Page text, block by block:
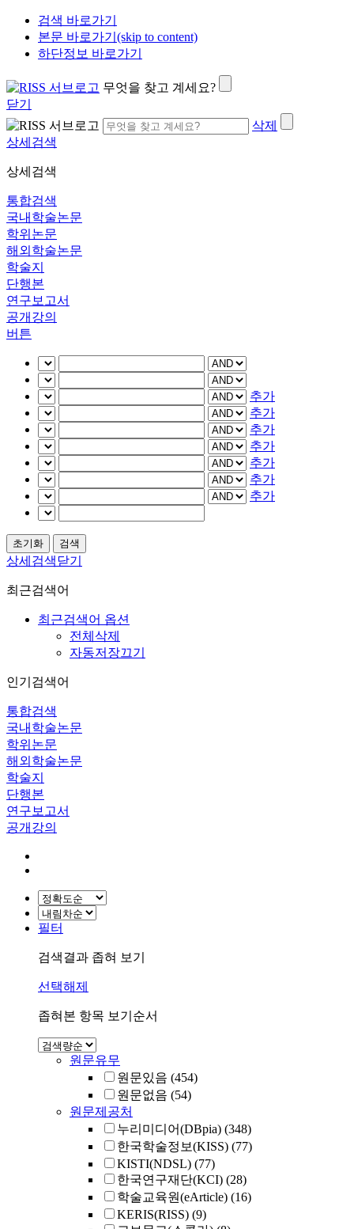
검색 바로가기
본문 바로가기(skip to content)
하단정보 바로가기
무엇을 찾고 계세요?
닫기
삭제
상세검색
상세검색
통합검색
국내학술논문
학위논문
해외학술논문
학술지
단행본
연구보고서
공개강의
버튼
추가
추가
추가
추가
추가
추가
추가
상세검색닫기
최근검색어
최근검색어 옵션
전체삭제
자동저장끄기
인기검색어
통합검색
국내학술논문
학위논문
해외학술논문
학술지
단행본
연구보고서
공개강의
필터
검색결과 좁혀 보기
선택해제
좁혀본 항목 보기순서
원문유무
원문있음 (454)
원문없음 (54)
원문제공처
누리미디어(DBpia) (348)
한국학술정보(KISS) (77)
KISTI(NDSL) (77)
한국연구재단(KCI) (28)
학술교육원(eArticle) (16)
KERIS(RISS) (9)